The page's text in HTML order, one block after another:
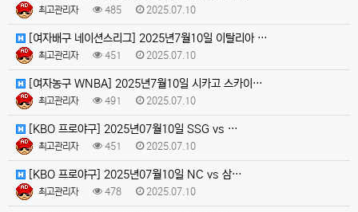
최고관리자 485 2025.07.10
[여자배구 네이션스리그] 2025년7월10일 이탈리아 …
최고관리자 451 2025.07.10
[여자농구 WNBA] 2025년7월10일 시카고 스카이…
최고관리자 491 2025.07.10
[KBO 프로야구] 2025년07월10일 SSG vs …
최고관리자 451 2025.07.10
[KBO 프로야구] 2025년07월10일 NC vs 삼…
최고관리자 478 2025.07.10